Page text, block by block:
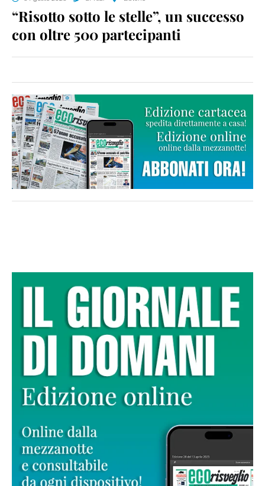
“Risotto sotto le stelle”, un successo
con oltre 500 partecipanti